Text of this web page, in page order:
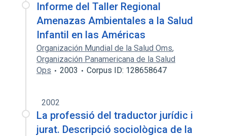
Informe del Taller Regional
Amenazas Ambientales a la Salud
Infantil en las Américas
Organización Mundial de la Salud Oms,
Organización Panamericana de la Salud
Ops
2003 Corpus ID: 128658647
2002
La professió del traductor jurídic i
jurat. Descripció sociològica de la